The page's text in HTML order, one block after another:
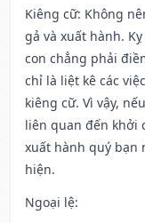
Kiêng cữ: Không
gả và xuất hành.
con chẳng phải
chỉ là liệt kê các
kiêng cữ. Vì vậy,
liên quan đến khởi
xuất hành quý bạn
hiện.
Ngoại lệ: